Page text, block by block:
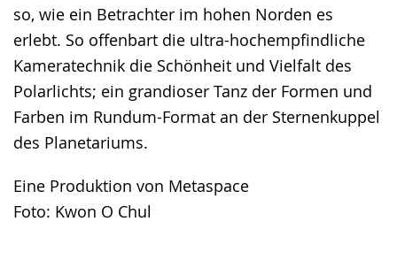
so, wie ein Betrachter im hohen Norden es
erlebt. So offenbart die ultra-hochempfindliche
Kameratechnik die Schönheit und Vielfalt des
Polarlichts; ein grandioser Tanz der Formen und
Farben im Rundum-Format an der Sternenkuppel
des Planetariums.
Eine Produktion von Metaspace
Foto: Kwon O Chul